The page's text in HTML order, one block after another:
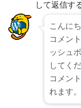
して返信す
こんに
コメン
ッシュ
してく
コメン
れます。